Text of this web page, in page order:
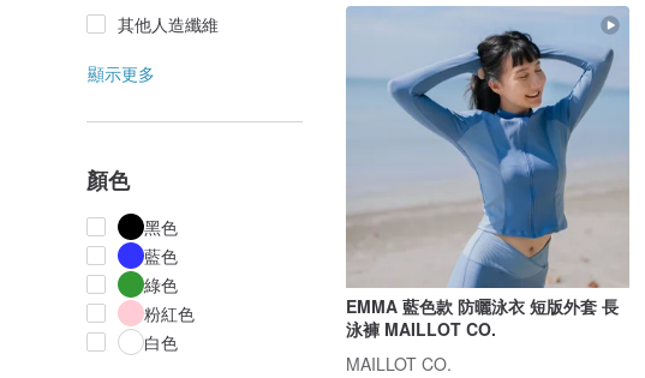
其他人造纖維
顯示更多
顏色
黑色
藍色
綠色
粉紅色
白色
EMMA 藍色款 防曬泳衣 短版外套 長
泳褲 MAILLOT CO.
MAILLOT CO.